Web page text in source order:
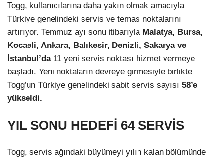
Togg, kullanıcılarına daha yakın olmak amacıyla
Türkiye genelindeki servis ve temas noktalarını
artırıyor. Temmuz ayı sonu itibarıyla Malatya, Bursa,
Kocaeli, Ankara, Balıkesir, Denizli, Sakarya ve
İstanbul’da11 yeni servis noktası hizmet vermeye
başladı. Yeni noktaların devreye girmesiyle birlikte
Togg’un Türkiye genelindeki sabit servis sayısı 58’e
yükseldi.
YIL SONU HEDEFİ 64 SERVİS
Togg, servis ağındaki büyümeyi yılın kalan bölümünde